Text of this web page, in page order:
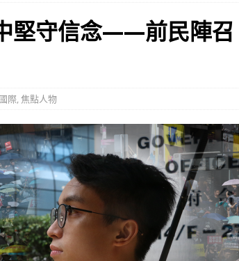
堅守信念​​——前民陣召
際,焦點人物